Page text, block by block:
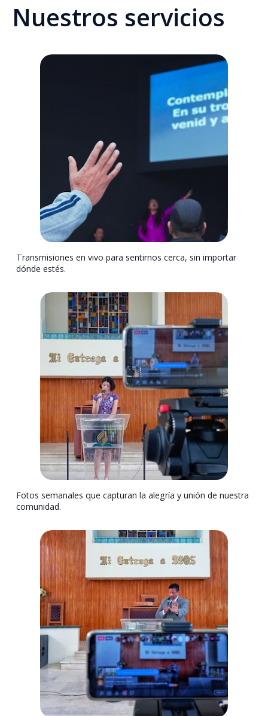
Nuestros servicios
Transmisiones en vivo para sentirnos cerca, sin importar
dónde estés.
Fotos semanales que capturan la alegría y unión de nuestra
comunidad.